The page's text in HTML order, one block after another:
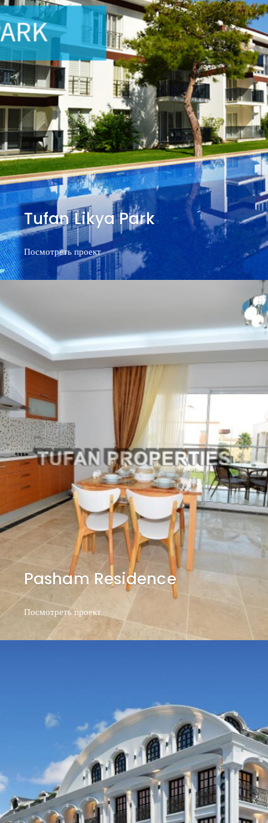
Tufan Likya Park
Посмотреть проектПосмотреть проект
Pasham Residence
Посмотреть проектПосмотреть проект